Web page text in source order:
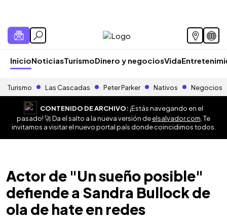
InicioNoticiasTurismoDinero y negociosVida
Turismo Las Cascadas Peter Parker Nativos Negocios
CONTENIDO DE ARCHIVO:¡Estás navegando en el
pasado! 🚀 Da el salto a la nueva versión deelsalvador.com . Te
invitamos a visitar el nuevo portal país donde coincidimos todos.
Actor de "Un sueño posible"
defiende a Sandra Bullock de
ola de hate en redes